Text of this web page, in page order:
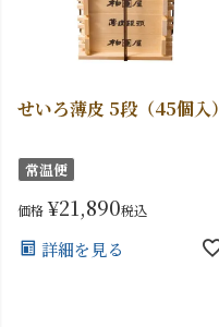
せいろ薄皮 5段（45個入）
常温便
価格 ¥21,890税込
詳細を見る